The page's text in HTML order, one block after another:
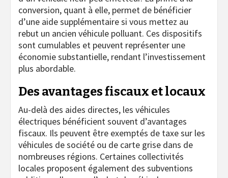
conversion, quant à elle, permet de bénéficier
d’une aide supplémentaire si vous mettez au
rebut un ancien véhicule polluant. Ces dispositifs
sont cumulables et peuvent représenter une
économie substantielle, rendant l’investissement
plus abordable.
Des avantages fiscaux et locaux
Au-delà des aides directes, les véhicules
électriques bénéficient souvent d’avantages
fiscaux. Ils peuvent être exemptés de taxe sur les
véhicules de société ou de carte grise dans de
nombreuses régions. Certaines collectivités
locales proposent également des subventions